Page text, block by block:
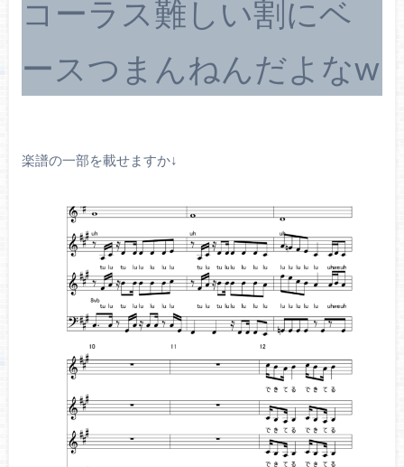
コーラス難しい割にベ
ースつまんねんだよなw
楽譜の一部を載せますか↓